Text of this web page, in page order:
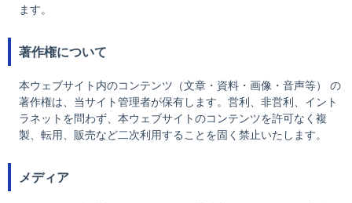
ます。
著作権について
本ウェブサイト内のコンテンツ（文章・資料・画像・音声等） の
著作権は、当サイト管理者が保有します。営利、非営利、イント
ラネットを問わず、本ウェブサイトのコンテンツを許可なく複
製、転用、販売など二次利用することを固く禁止いたします。
メディア